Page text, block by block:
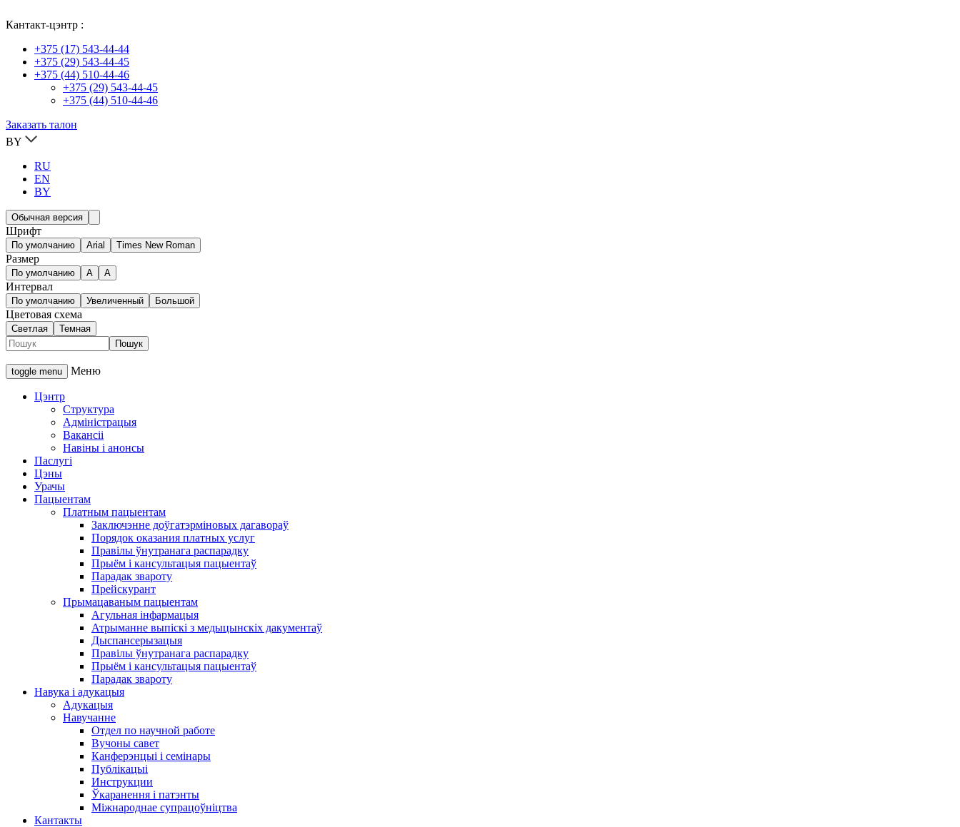
Кантакт-цэнтр :
+375 (17) 543-44-44
+375 (29) 543-44-45
+375 (44) 510-44-46
+375 (29) 543-44-45
+375 (44) 510-44-46
Заказать талон
BY
RU
EN
BY
Обычная версия
Шрифт
По умолчанию Arial Times New Roman
Размер
По умолчанию A A
Интервал
По умолчанию Увеличенный Большой
Цветовая схема
Светлая Темная
toggle menu Меню
Цэнтр
Структура
Адміністрацыя
Вакансіі
Навіны і анонсы
Паслугі
Цэны
Урачы
Пацыентам
Платным пацыентам
Заключэнне доўгатэрміновых дагавораў
Порядок оказания платных услуг
Правілы ўнутранага распарадку
Прыём і кансультацыя пацыентаў
Парадак звароту
Прейскурант
Прымацаваным пацыентам
Агульная інфармацыя
Атрыманне выпіскі з медыцынскіх дакументаў
Дыспансерызацыя
Правілы ўнутранага распарадку
Прыём і кансультацыя пацыентаў
Парадак звароту
Навука і адукацыя
Адукацыя
Навучанне
Отдел по научной работе
Вучоны савет
Канферэнцыі і семінары
Публікацыi
Инструкции
Ўкаранення і патэнты
Міжнароднае супрацоўніцтва
Кантакты